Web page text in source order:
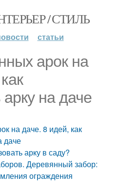
/ СТИЛЬ
статьи
арок на
арку на даче
на даче. 8 идей, как
даче
арку в саду?
Деревянный забор:
ограждения